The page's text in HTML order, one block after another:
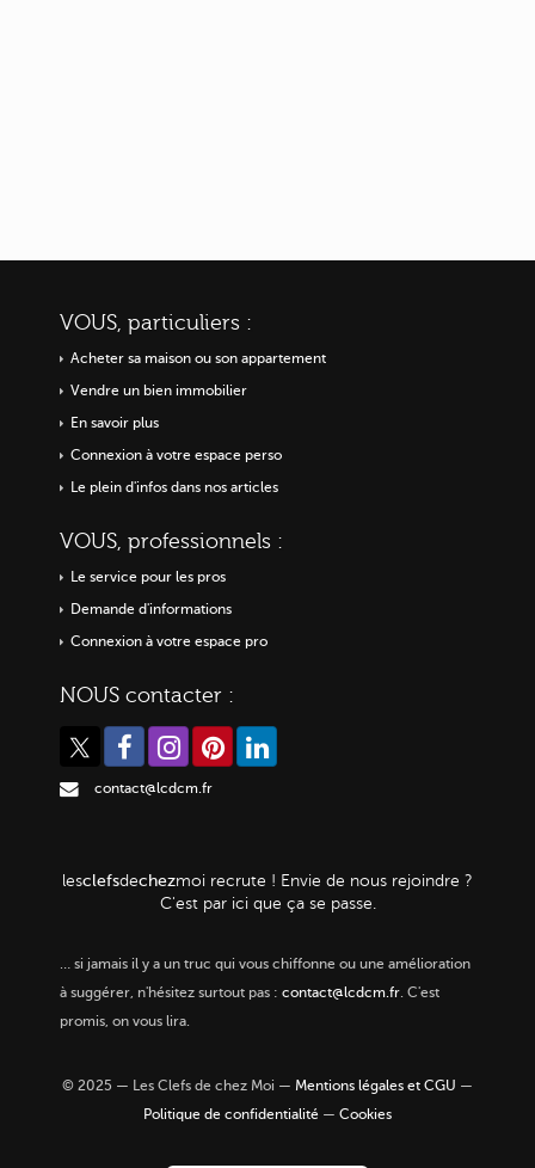
VOUS, particuliers :
Acheter sa maison ou son appartement
Vendre un bien immobilier
En savoir plus
Connexion à votre espace perso
Le plein d'infos dans nos articles
VOUS, professionnels :
Le service pour les pros
Demande d'informations
Connexion à votre espace pro
NOUS contacter :
contact@lcdcm.fr
lesclefsdechezmoi recrute ! Envie de nous rejoindre ?
C'est par ici que ça se passe.
… si jamais il y a un truc qui vous chiffonne ou une amélioration
à suggérer, n'hésitez surtout pas : contact@lcdcm.fr. C'est
promis, on vous lira.
© 2025 — Les Clefs de chez Moi — Mentions légales et CGU —
Politique de confidentialité — Cookies